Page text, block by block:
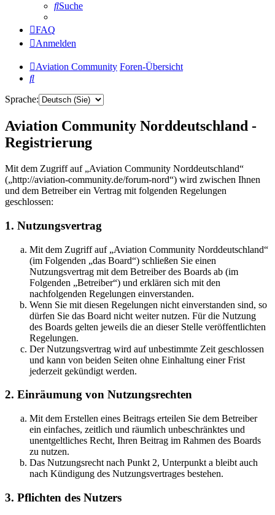
Suche
FAQ
Anmelden
Aviation Community Foren-Übersicht
Suche
Sprache:
Aviation Community Norddeutschland -
Registrierung
Mit dem Zugriff auf „Aviation Community Norddeutschland“
(„http://aviation-community.de/forum-nord“) wird zwischen Ihnen
und dem Betreiber ein Vertrag mit folgenden Regelungen
geschlossen:
1. Nutzungsvertrag
Mit dem Zugriff auf „Aviation Community Norddeutschland“
(im Folgenden „das Board“) schließen Sie einen
Nutzungsvertrag mit dem Betreiber des Boards ab (im
Folgenden „Betreiber“) und erklären sich mit den
nachfolgenden Regelungen einverstanden.
Wenn Sie mit diesen Regelungen nicht einverstanden sind, so
dürfen Sie das Board nicht weiter nutzen. Für die Nutzung
des Boards gelten jeweils die an dieser Stelle veröffentlichten
Regelungen.
Der Nutzungsvertrag wird auf unbestimmte Zeit geschlossen
und kann von beiden Seiten ohne Einhaltung einer Frist
jederzeit gekündigt werden.
2. Einräumung von Nutzungsrechten
Mit dem Erstellen eines Beitrags erteilen Sie dem Betreiber
ein einfaches, zeitlich und räumlich unbeschränktes und
unentgeltliches Recht, Ihren Beitrag im Rahmen des Boards
zu nutzen.
Das Nutzungsrecht nach Punkt 2, Unterpunkt a bleibt auch
nach Kündigung des Nutzungsvertrages bestehen.
3. Pflichten des Nutzers